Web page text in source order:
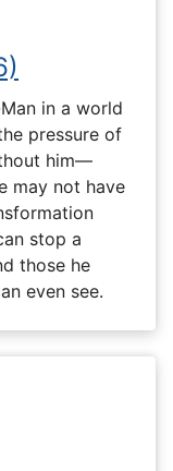
in a world
pressure of
him—
may not have
stop a
those he
even see.